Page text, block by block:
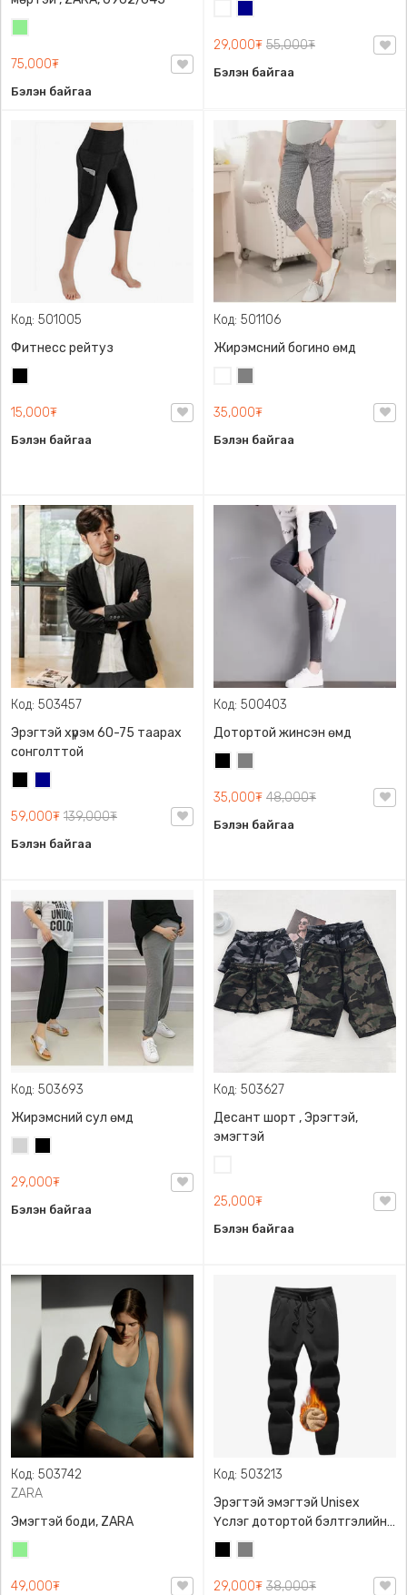
75,000₮
Бэлэн байгаа
29,000₮ 55,000₮
Бэлэн байгаа
Код: 501005
Фитнесс рейтуз
15,000₮
Бэлэн байгаа
Код: 501106
Жирэмсний богино өмд
35,000₮
Бэлэн байгаа
Код: 503457
Эрэгтэй хүрэм 60-75 таарах
сонголттой
59,000₮ 139,000₮
Бэлэн байгаа
Код: 500403
Дотортой жинсэн өмд
35,000₮ 48,000₮
Бэлэн байгаа
Код: 503693
Жирэмсний сул өмд
29,000₮
Бэлэн байгаа
Код: 503627
Десант шорт , Эрэгтэй,
эмэгтэй
25,000₮
Бэлэн байгаа
Код: 503742
ZARA
Эмэгтэй боди, ZARA
49,000₮
Код: 503213
Эрэгтэй эмэгтэй Unisex
Үслэг дотортой бэлтгэлийн
өмд,
29,000₮ 38,000₮